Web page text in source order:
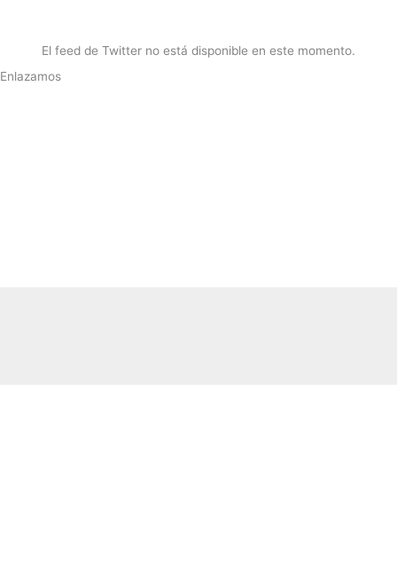
El feed de Twitter no está disponible en este momento.
Enlazamos